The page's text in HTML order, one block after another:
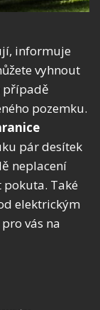
informuje
vyhnout
případě
pozemku.
pár desítek
neplacení
pokuta. Také
elektrickým
vás na